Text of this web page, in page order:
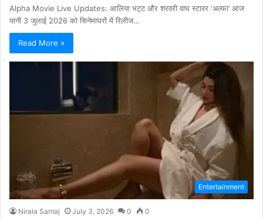
Alpha Movie Live Updates: आलिया भट्ट और शरवरी वाघ स्टारर ‘अल्फा’ आज
यानी 3 जुलाई 2026 को सिनेमाघरों में रिलीज…
Read More »
Entertainment
Nirala Samaj July 3, 2026 0 0